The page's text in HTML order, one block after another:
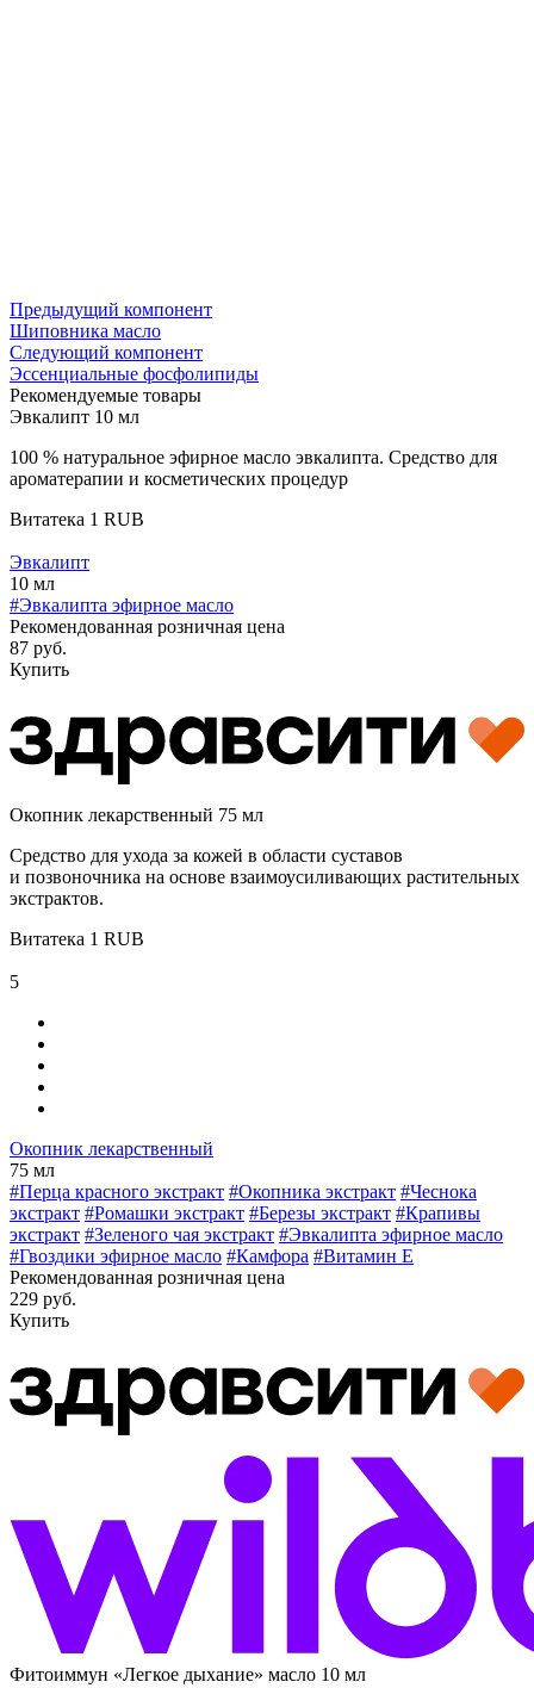
Предыдущий компонент
Шиповника масло
Следующий компонент
Эссенциальные фосфолипиды
Рекомендуемые товары
Эвкалипт 10 мл
100 % натуральное эфирное масло эвкалипта. Средство для
ароматерапии и косметических процедур
Витатека 1 RUB
Эвкалипт
10 мл
#Эвкалипта эфирное масло
Рекомендованная розничная цена
87 руб.
Купить
Окопник лекарственный 75 мл
Средство для ухода за кожей в области суставов
и позвоночника на основе взаимоусиливающих растительных
экстрактов.
Витатека 1 RUB
5
Окопник лекарственный
75 мл
#Перца красного экстракт #Окопника экстракт #Чеснока
экстракт #Ромашки экстракт #Березы экстракт #Крапивы
экстракт #Зеленого чая экстракт #Эвкалипта эфирное масло
#Гвоздики эфирное масло #Камфора #Витамин E
Рекомендованная розничная цена
229 руб.
Купить
Фитоиммун «Легкое дыхание» масло 10 мл